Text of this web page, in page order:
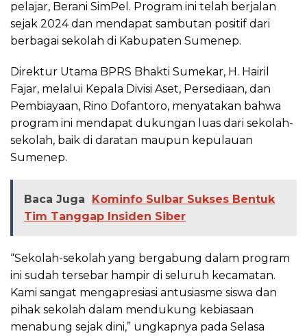
pelajar, Berani SimPel. Program ini telah berjalan
sejak 2024 dan mendapat sambutan positif dari
berbagai sekolah di Kabupaten Sumenep.
Direktur Utama BPRS Bhakti Sumekar, H. Hairil
Fajar, melalui Kepala Divisi Aset, Persediaan, dan
Pembiayaan, Rino Dofantoro, menyatakan bahwa
program ini mendapat dukungan luas dari sekolah-
sekolah, baik di daratan maupun kepulauan
Sumenep.
Baca Juga
Kominfo Sulbar Sukses Bentuk
Tim Tanggap Insiden Siber
“Sekolah-sekolah yang bergabung dalam program
ini sudah tersebar hampir di seluruh kecamatan.
Kami sangat mengapresiasi antusiasme siswa dan
pihak sekolah dalam mendukung kebiasaan
menabung sejak dini,” ungkapnya pada Selasa